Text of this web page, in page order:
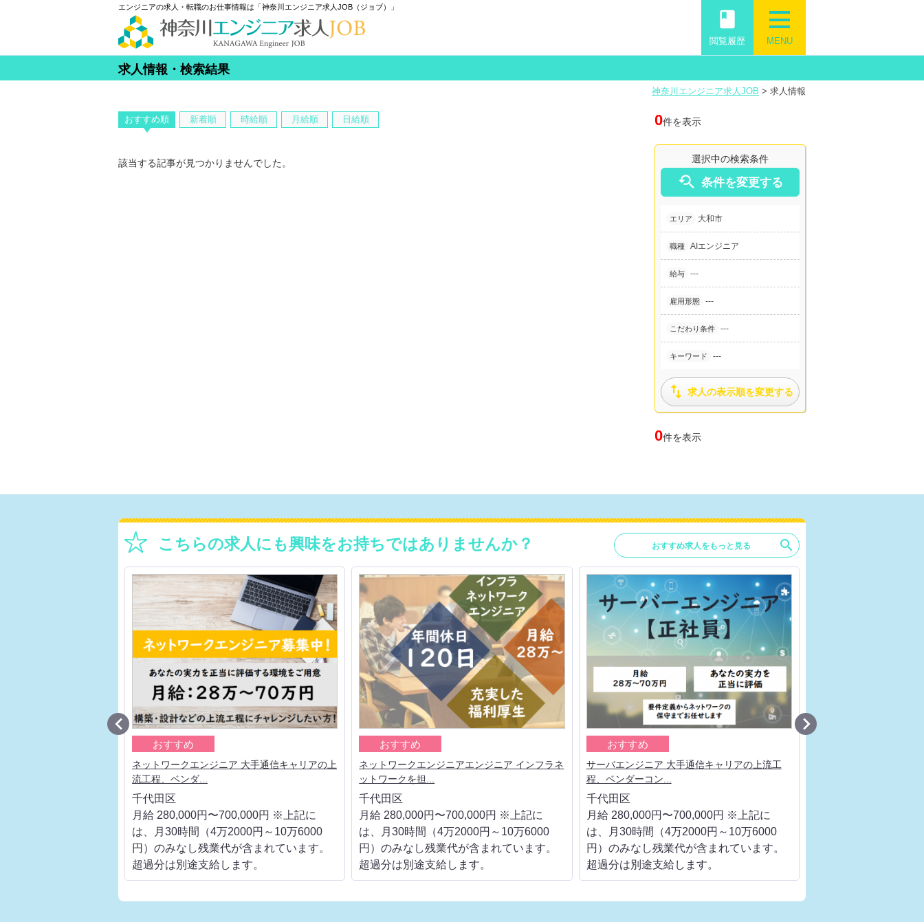
エンジニアの求人・転職のお仕事情報は「神奈川エンジニア求人JOB（ジョブ）」
MENU
book
閲覧履歴
求人情報・検索結果
神奈川エンジニア求人JOB > 求人情報
0件を表示
おすすめ順 新着順 時給順 月給順 日給順
選択中の検索条件
 条件を変更する
エリア 大和市
職種 AIエンジニア
給与 ---
雇用形態 ---
こだわり条件 ---
キーワード ---
 求人の表示順を変更する
該当する記事が見つかりませんでした。
0件を表示
こちらの求人にも興味をお持ちではありませんか？ おすすめ求人をもっと見る search
おすすめ
ネットワークエンジニア 大手通信キャリアの上
流工程、ベンダ...
千代田区
月給 280,000円〜700,000円 ※上記に
は、月30時間（4万2000円～10万6000
円）のみなし残業代が含まれています。
超過分は別途支給します。
おすすめ
ネットワークエンジニアエンジニア インフラネ
ットワークを担...
千代田区
月給 280,000円〜700,000円 ※上記に
は、月30時間（4万2000円～10万6000
円）のみなし残業代が含まれています。
超過分は別途支給します。
おすすめ
サーバエンジニア 大手通信キャリアの上流工
程、ベンダーコン...
千代田区
月給 280,000円〜700,000円 ※上記に
は、月30時間（4万2000円～10万6000
円）のみなし残業代が含まれています。
超過分は別途支給します。

